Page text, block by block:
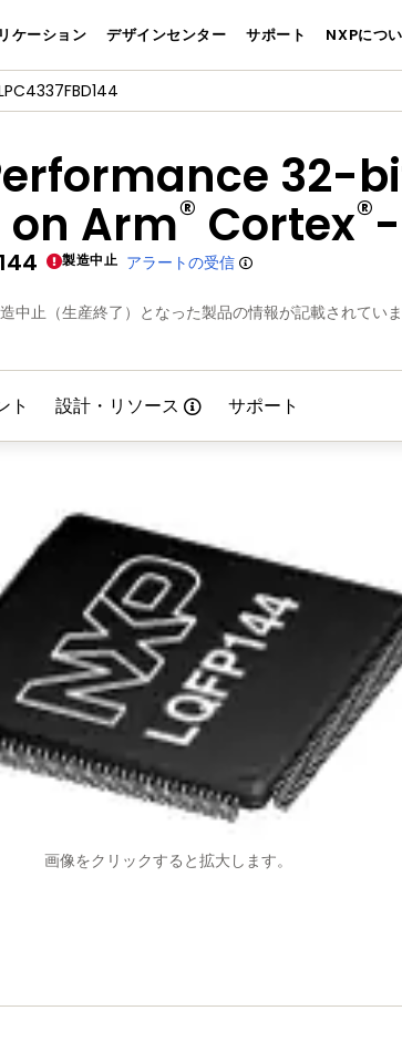
ケーション デザインセンター サポート NXPにつ
32-
Arm® Cortex®
製造中止 アラートの受信
中止（生産終了）となった製品の情報が記載されてい
ト 設計・リソース サポート
画像をクリックすると拡大します。